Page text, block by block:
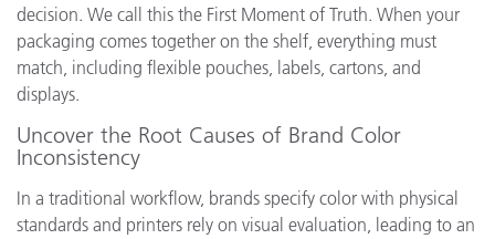
decision. We call this the First Moment of Truth. When your
packaging comes together on the shelf, everything must
match, including flexible pouches, labels, cartons, and
displays.
Uncover the Root Causes of Brand Color
Inconsistency
In a traditional workflow, brands specify color with physical
standards and printers rely on visual evaluation, leading to an